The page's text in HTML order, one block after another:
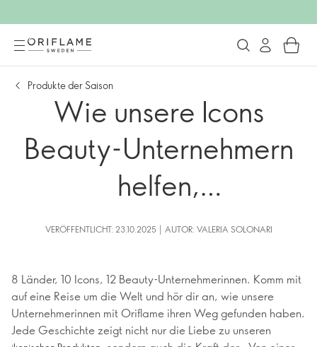
Produkte der Saison
Wie unsere Icons
Beauty-Unternehmern
helfen,
Erfolgsgeschichten zu
VERÖFFENTLICHT: 23.10.2025 | AUTOR: VALERIA SOLONARI
8 Länder, 10 Icons, 12 Beauty-Unternehmerinnen. Komm mit
auf eine Reise um die Welt und hör dir an, wie unsere
Unternehmerinnen mit Oriflame ihren Weg gefunden haben.
Jede Geschichte zeigt nicht nur die Liebe zu unseren